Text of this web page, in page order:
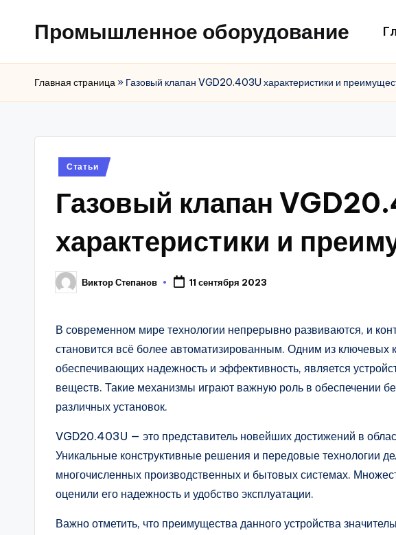
Промышленное оборудование
Главная страница» Газовый клапан VGD20.403U характеристики и
Posted
Статьи
Газовый клапан
характеристики и
Posted
by
Виктор Степанов 11 сентября 2023
В современном мире технологии непрерывно развиваются, и
становится всё более автоматизированным. Одним из ключевых
обеспечивающих надежность и эффективность, является
веществ. Такие механизмы играют важную роль в обеспечении
различных установок.
VGD20.403U — это представитель новейших достижений в
Уникальные конструктивные решения и передовые технологии
многочисленных производственных и бытовых системах.
оценили его надежность и удобство эксплуатации.
Важно отметить, что преимущества данного устройства